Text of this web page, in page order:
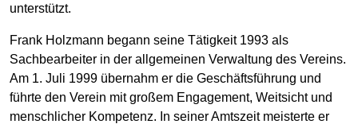
unterstützt.
Frank Holzmann begann seine Tätigkeit 1993 als
Sachbearbeiter in der allgemeinen Verwaltung des Vereins.
Am 1. Juli 1999 übernahm er die Geschäftsführung und
führte den Verein mit großem Engagement, Weitsicht und
menschlicher Kompetenz. In seiner Amtszeit meisterte er